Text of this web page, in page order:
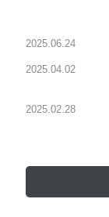
2025.06.24
2025.04.02
2025.02.28